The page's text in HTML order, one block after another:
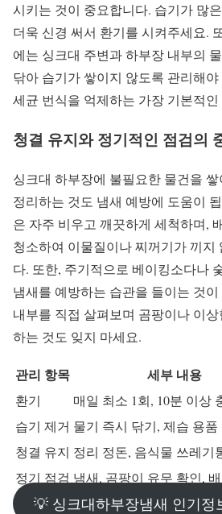
시키는 것이 중요합니다. 습기가 많
더욱 신경 써서 환기를 시켜주세요.
에는 싱크대 주변과 하부장 내부의
닦아 습기가 쌓이지 않도록 관리해
세균 번식을 억제하는 가장 기본적
청결 유지와 정기적인 점검의
싱크대 하부장에 불필요한 물건을
정리하는 것도 냄새 예방에 도움이
은 자주 비우고 깨끗하게 세척하며,
청소하여 이물질이나 찌꺼기가 끼지
다. 또한, 주기적으로 베이킹소다나
냄새를 예방하는 습관을 들이는 것
내부를 직접 살펴보며 곰팡이나 이
하는 것도 잊지 마세요.
관리 항목 세부 내용
환기
매일 최소 1회, 10분 이상
습기 제거 물기 즉시 닦기, 제습 용품
청결 유지 정리 정돈, 음식물 쓰레기
정기 점검 냄새, 곰팡이 유무 확인,
💡 싱크대하부장냄새 인기정